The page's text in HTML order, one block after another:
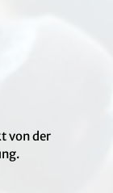
von der